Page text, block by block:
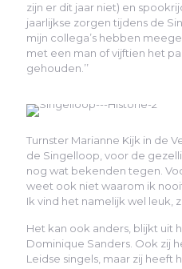
zijn er dit jaar niet) en
jaarlijkse zorgen tijdens de
mijn collega’s hebben
met een man of vijftien het
gehouden.’’
Turnster Marianne Kijk in de
de Singelloop, voor de
nog wat bekenden tegen.
weet ook niet waarom ik
Ik vind het namelijk wel leuk,
Het kan ook anders, blijkt uit
Dominique Sanders. Ook zij
Leidse singels, maar zij heeft